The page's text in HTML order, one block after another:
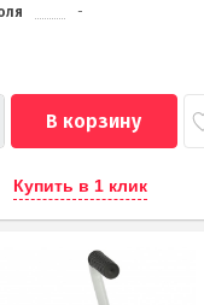
-
В корзину
Купить в 1 клик